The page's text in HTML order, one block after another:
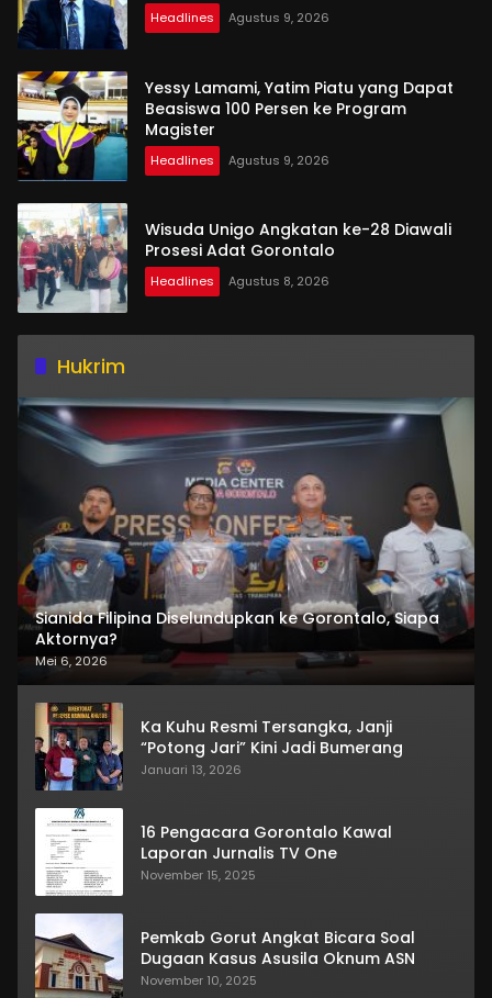
Headlines Agustus 9, 2026
Yessy Lamami, Yatim Piatu yang Dapat
Beasiswa 100 Persen ke Program
Magister
Headlines Agustus 9, 2026
Wisuda Unigo Angkatan ke-28 Diawali
Prosesi Adat Gorontalo
Headlines Agustus 8, 2026
Hukrim
Sianida Filipina Diselundupkan ke Gorontalo, Siapa
Aktornya?
Mei 6, 2026
Ka Kuhu Resmi Tersangka, Janji
“Potong Jari” Kini Jadi Bumerang
Januari 13, 2026
16 Pengacara Gorontalo Kawal
Laporan Jurnalis TV One
November 15, 2025
Pemkab Gorut Angkat Bicara Soal
Dugaan Kasus Asusila Oknum ASN
November 10, 2025